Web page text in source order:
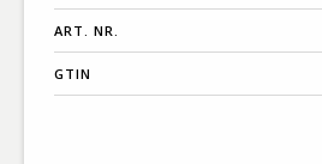
ART. NR.
GTIN